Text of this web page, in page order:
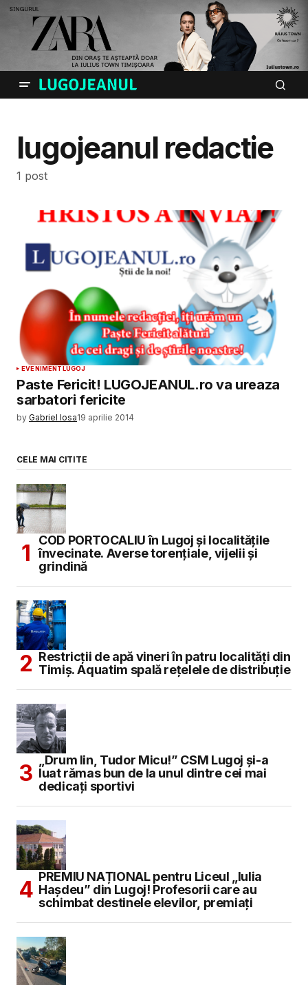
lugojeanul redactie
1 post
EVENIMENTLUGOJ
Paste Fericit! LUGOJEANUL.ro va ureaza
sarbatori fericite
by Gabriel Iosa19 aprilie 2014
CELE MAI CITITE
COD PORTOCALIU în Lugoj și localitățile
învecinate. Averse torențiale, vijelii și
grindină
Restricții de apă vineri în patru localități din
Timiș. Aquatim spală rețelele de distribuție
„Drum lin, Tudor Micu!” CSM Lugoj și-a
luat rămas bun de la unul dintre cei mai
dedicați sportivi
PREMIU NAȚIONAL pentru Liceul „Iulia
Hașdeu” din Lugoj! Profesorii care au
schimbat destinele elevilor, premiați